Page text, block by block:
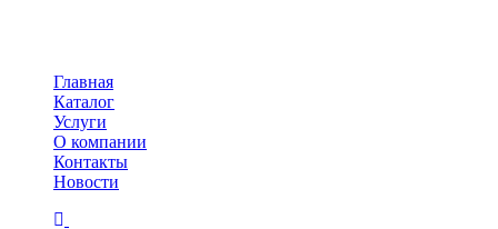
Главная
Каталог
Услуги
О компании
Контакты
Новости